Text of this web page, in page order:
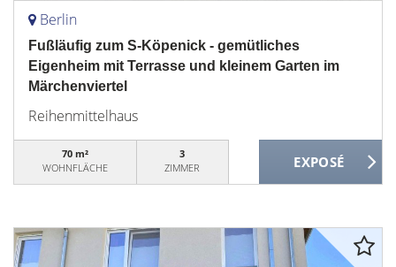
Berlin
Fußläufig zum S-Köpenick - gemütliches
Eigenheim mit Terrasse und kleinem Garten im
Märchenviertel
Reihenmittelhaus
70 m²
WOHNFLÄCHE
3
ZIMMER